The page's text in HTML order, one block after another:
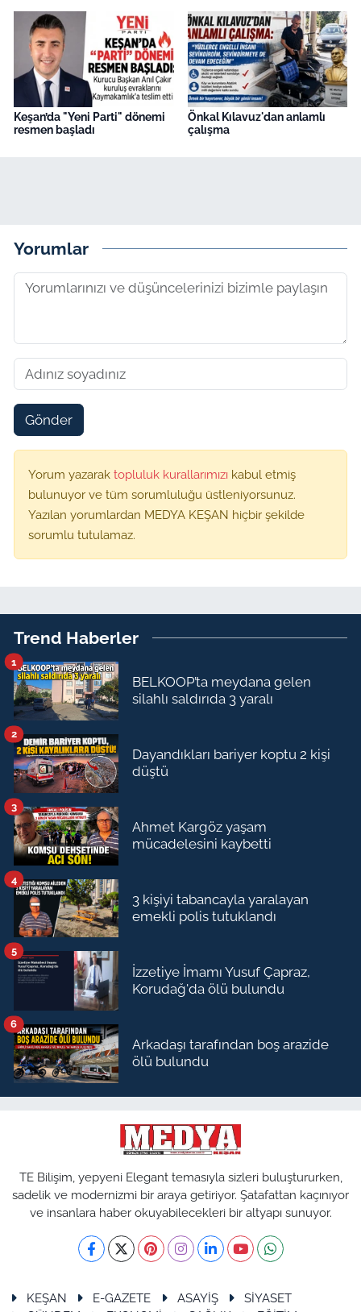
Keşan’da "Yeni Parti" dönemi
resmen başladı
Önkal Kılavuz'dan anlamlı
çalışma
Yorumlar
Gönder
Yorum yazarak topluluk kurallarımızı kabul etmiş
bulunuyor ve tüm sorumluluğu üstleniyorsunuz.
Yazılan yorumlardan MEDYA KEŞAN hiçbir şekilde
sorumlu tutulamaz.
Trend Haberler
BELKOOP’ta meydana gelen
silahlı saldırıda 3 yaralı
1
Dayandıkları bariyer koptu 2 kişi
düştü
2
Ahmet Kargöz yaşam
mücadelesini kaybetti
3
3 kişiyi tabancayla yaralayan
emekli polis tutuklandı
4
İzzetiye İmamı Yusuf Çapraz,
Korudağ'da ölü bulundu
5
Arkadaşı tarafından boş arazide
ölü bulundu
6
TE Bilişim, yepyeni Elegant temasıyla sizleri buluştururken,
sadelik ve modernizmi bir araya getiriyor. Şatafattan kaçınıyor
ve insanlara haber okuyabilecekleri bir altyapı sunuyor.
KEŞAN E-GAZETE ASAYİŞ
SİYASET